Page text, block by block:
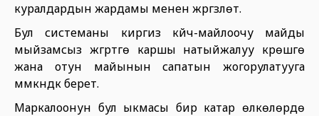
куралдардын жардамы менен жүргүзүлөт.
Бул системаны киргизүү күйүүчү-майлоочу майды
мыйзамсыз жүгүртүүгө каршы натыйжалуу күрөшүүгө
жана отун майынын сапатын жогорулатууга
мүмкүндүк берет.
Маркалоонун бул ыкмасы бир катар өлкөлөрдө